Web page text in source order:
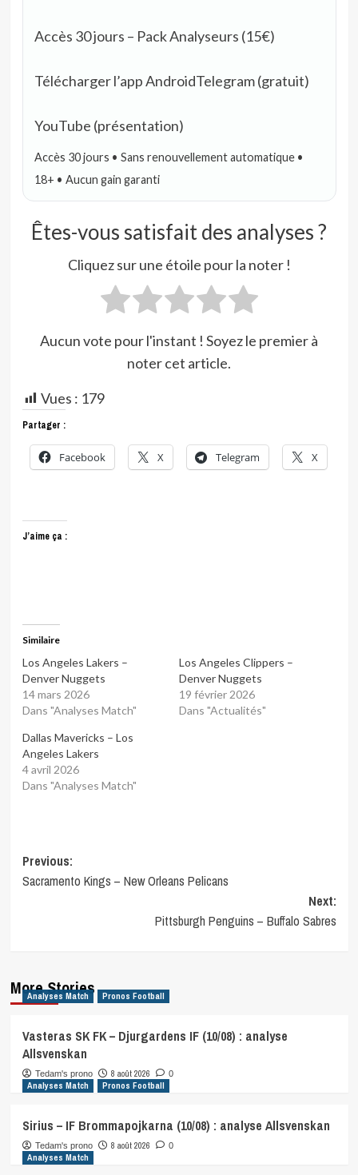
Accès 30 jours – Pack Analyseurs (15€)
Télécharger l’app AndroidTelegram (gratuit)
YouTube (présentation)
Accès 30 jours • Sans renouvellement automatique •
18+ • Aucun gain garanti
Êtes-vous satisfait des analyses ?
Cliquez sur une étoile pour la noter !
Aucun vote pour l'instant ! Soyez le premier à
noter cet article.
Vues : 179
Partager :
Facebook X Telegram X
J’aime ça :
Similaire
Los Angeles Lakers –
Denver Nuggets
14 mars 2026
Dans "Analyses Match"
Los Angeles Clippers –
Denver Nuggets
19 février 2026
Dans "Actualités"
Dallas Mavericks – Los
Angeles Lakers
4 avril 2026
Dans "Analyses Match"
Post
navigation
Previous:
Sacramento Kings – New Orleans Pelicans
Next:
Pittsburgh Penguins – Buffalo Sabres
More Stories
Analyses Match Pronos Football
Vasteras SK FK – Djurgardens IF (10/08) : analyse
Allsvenskan
Tedam's prono 8 août 2026 0
Analyses Match Pronos Football
Sirius – IF Brommapojkarna (10/08) : analyse Allsvenskan
Tedam's prono 8 août 2026 0
Analyses Match